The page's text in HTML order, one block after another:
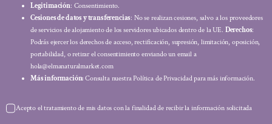
Legitimación: Consentimiento.
Cesiones de datos y transferencias: No se realizan cesiones, salvo a los proveedores
de servicios de alojamiento de los servidores ubicados dentro de la UE. Derechos:
Podrás ejercer los derechos de acceso, rectificación, supresión, limitación, oposición,
portabilidad, o retirar el consentimiento enviando un email a
hola@elmanaturalmarket.com
Más información: Consulta nuestra Política de Privacidad para más información.
Acepto el tratamiento de mis datos con la finalidad de recibir la información solicitada